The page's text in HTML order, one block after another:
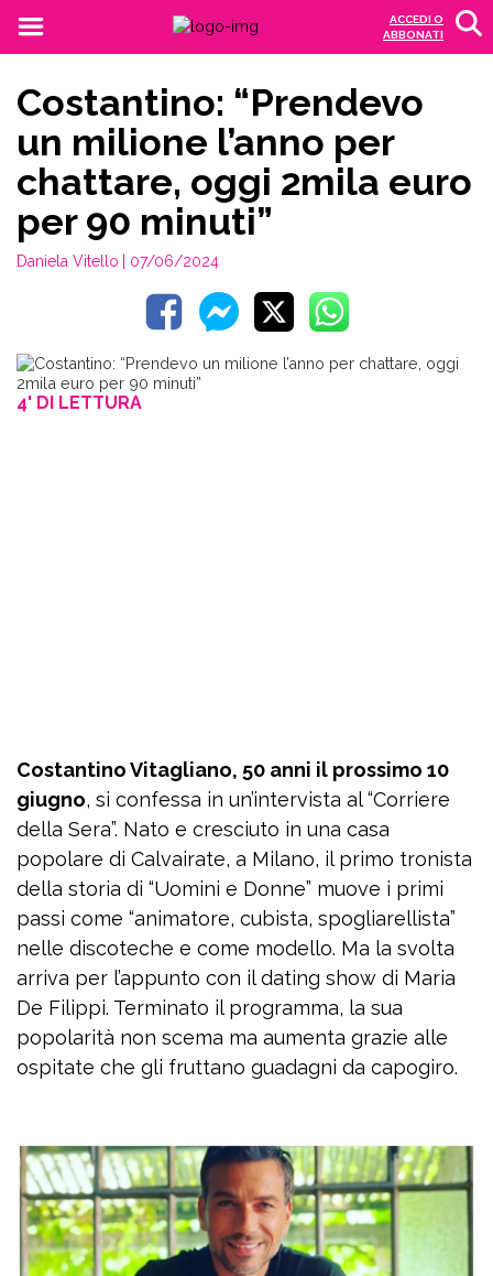
ACCEDI O
ABBONATI
Costantino: “Prendevo
un milione l’anno per
chattare, oggi 2mila euro
per 90 minuti”
Daniela Vitello | 07/06/2024
4' DI LETTURA
Costantino Vitagliano, 50 anni il prossimo 10
giugno, si confessa in un’intervista al “Corriere
della Sera”. Nato e cresciuto in una casa
popolare di Calvairate, a Milano, il primo tronista
della storia di “Uomini e Donne” muove i primi
passi come “animatore, cubista, spogliarellista”
nelle discoteche e come modello. Ma la svolta
arriva per l’appunto con il dating show di Maria
De Filippi. Terminato il programma, la sua
popolarità non scema ma aumenta grazie alle
ospitate che gli fruttano guadagni da capogiro.